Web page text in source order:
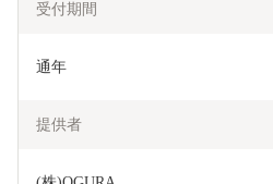
受付期間
通年
提供者